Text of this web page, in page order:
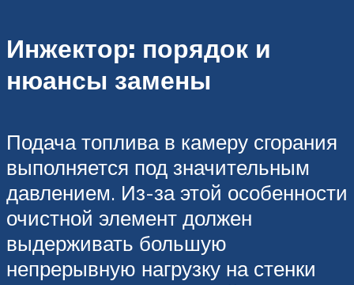
Инжектор: порядок и
нюансы замены
Подача топлива в камеру сгорания
выполняется под значительным
давлением. Из-за этой особенности
очистной элемент должен
выдерживать большую
непрерывную нагрузку на стенки